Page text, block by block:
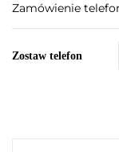
Zamówienie
Zostaw telefon